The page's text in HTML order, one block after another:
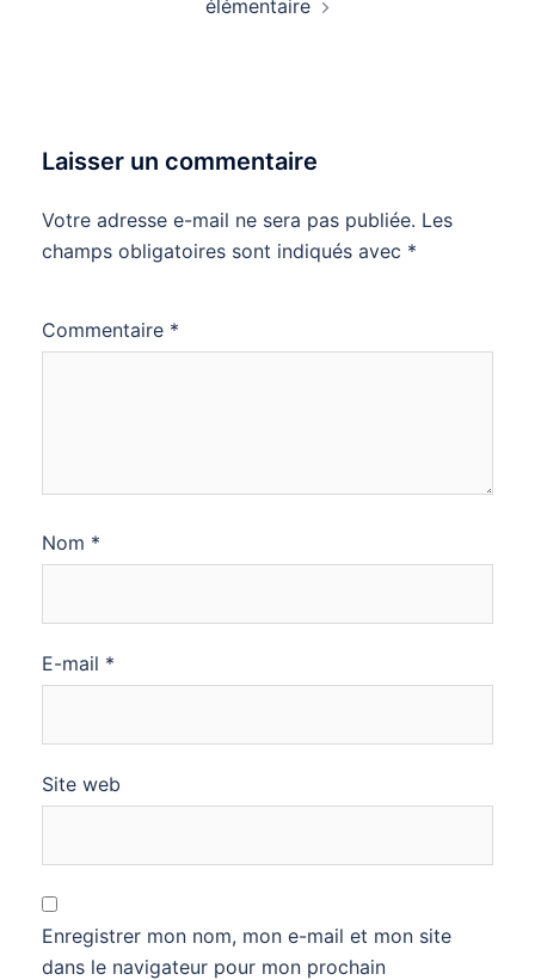
élémentaire
Laisser un commentaire
Votre adresse e-mail ne sera pas publiée. Les
champs obligatoires sont indiqués avec *
Commentaire *
Nom *
E-mail *
Site web
Enregistrer mon nom, mon e-mail et mon site
dans le navigateur pour mon prochain